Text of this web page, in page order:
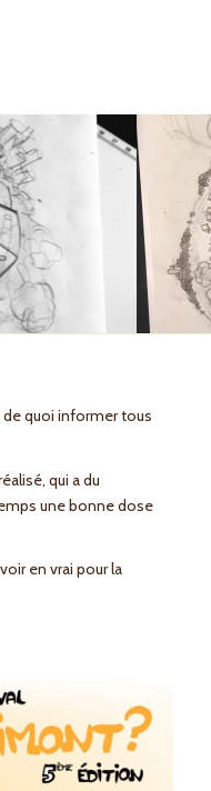
quoi informer tous
qui a du
une bonne dose
en vrai pour la